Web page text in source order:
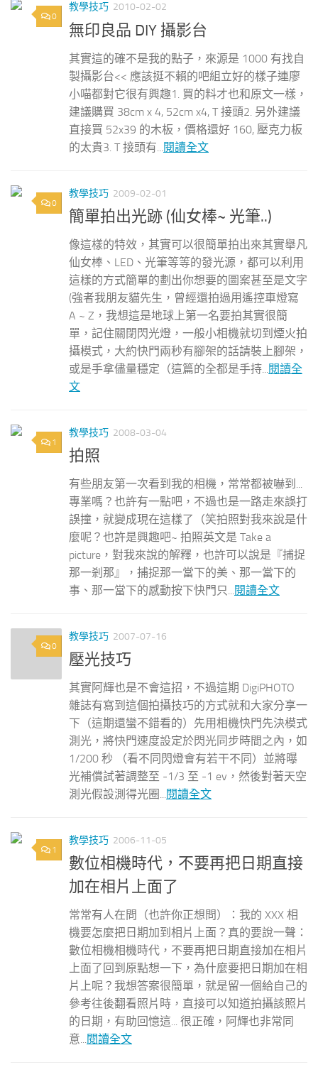
0
教學技巧 2010-02-02
無印良品 DIY 攝影台
其實這的確不是我的點子，來源是 1000 有找自
製攝影台<< 應該挺不賴的吧組立好的樣子連廖
小喵都對它很有興趣1. 買的料才也和原文一樣，
建議購買 38cm x 4, 52cm x4, T 接頭2. 另外建議
直接買 52x39 的木板，價格還好 160, 壓克力板
的太貴3. T 接頭有...
閱讀全文
0
教學技巧 2009-02-01
簡單拍出光跡 (仙女棒~ 光筆..)
像這樣的特效，其實可以很簡單拍出來其實舉凡
仙女棒、LED、光筆等等的發光源，都可以利用
這樣的方式簡單的劃出你想要的圖案甚至是文字
(強者我朋友貓先生，曾經還拍過用遙控車燈寫
A ~ Z，我想這是地球上第一名要拍其實很簡
單，記住關閉閃光燈，一般小相機就切到煙火拍
攝模式，大約快門兩秒有腳架的話請裝上腳架，
或是手拿儘量穩定（這篇的全都是手持... 閱讀全
文
1
教學技巧 2008-03-04
拍照
有些朋友第一次看到我的相機，常常都被嚇到...
專業嗎？也許有一點吧，不過也是一路走來誤打
誤撞，就變成現在這樣了（笑拍照對我來說是什
麼呢？也許是興趣吧~ 拍照英文是 Take a
picture，對我來說的解釋，也許可以說是『捕捉
那一剎那』，捕捉那一當下的美、那一當下的
事、那一當下的感動按下快門只...閱讀全文
0
教學技巧 2007-07-16
壓光技巧
其實阿輝也是不會這招，不過這期 DigiPHOTO
雜誌有寫到這個拍攝技巧的方式就和大家分享一
下（這期還蠻不錯看的）先用相機快門先決模式
測光，將快門速度設定於閃光同步時間之內，如
1/200 秒 （看不同閃燈會有若干不同）並將曝
光補償試著調整至 -1/3 至 -1 ev，然後對著天空
測光假設測得光圈...閱讀全文
1
教學技巧 2006-11-05
數位相機時代，不要再把日期直接
加在相片上面了
常常有人在問（也許你正想問）：我的 XXX 相
機要怎麼把日期加到相片上面？真的要說一聲：
數位相機相機時代，不要再把日期直接加在相片
上面了回到原點想一下，為什麼要把日期加在相
片上呢？我想答案很簡單，就是留一個給自己的
參考往後翻看照片時，直接可以知道拍攝該照片
的日期，有助回憶這... 很正確，阿輝也非常同
意...閱讀全文